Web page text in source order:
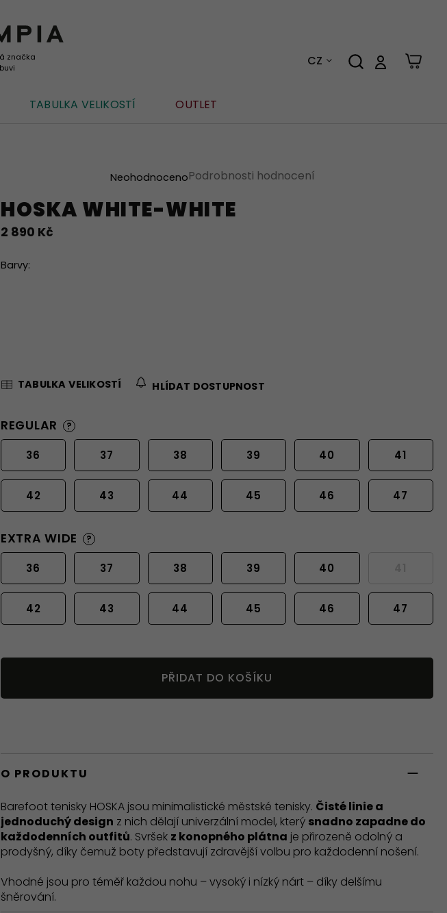
CZ
TABULKA VELIKOSTÍ OUTLET
HOSKA WHITE-WHITE
produktu
je
0,0
5
NeohodnocenoPodrobnosti hodnocení
2 890 Kč
Barvy:
TABULKA VELIKOSTÍ HLÍDAT DOSTUPNOST
REGULAR ?
36 37 38 39 40 41
42 43 44 45 46 47
EXTRA WIDE ?
36 37 38 39 40
42 43 44 45 46 47
PŘIDAT DO KOŠÍKU
O PRODUKTU
Barefoot tenisky HOSKA jsou minimalistické městské tenisky. Čisté linie a
jednoduchý design z nich dělají univerzální model, který snadno zapadne do
každodenních outfitů. Svršek z konopného plátna je přirozeně odolný a
prodyšný, díky čemuž boty představují zdravější volbu pro každodenní nošení.
Vhodné jsou pro téměř každou nohu – vysoký i nízký nárt – díky delšímu
šněrování.